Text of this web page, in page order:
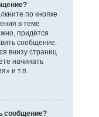
по кнопке
в теме
придётся
сообщение.
внизу страниц
начинать
и т.п.
сообщение?